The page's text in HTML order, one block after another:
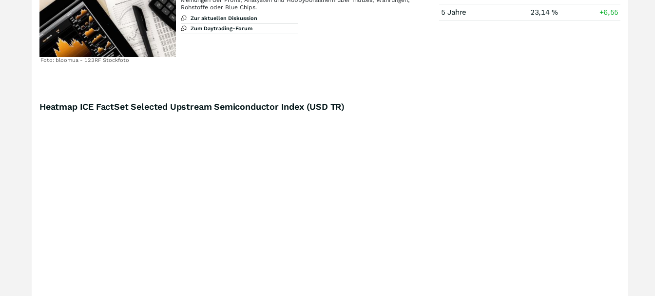
Foto: bloomua - 123RF Stockfoto
Rohstoffe oder Blue Chips.
Zur aktuellen Diskussion
Zum Daytrading-Forum
5 Jahre
23,14 % +6,55
Heatmap ICE FactSet Selected Upstream Semiconductor Index (USD TR)